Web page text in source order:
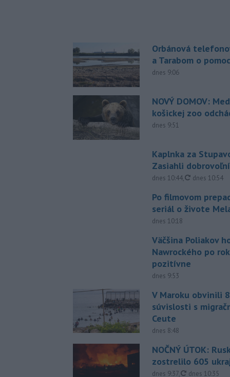
Orbánová
a Tarabom o
dnes 9:06
NOVÝ DOMOV:
košickej zoo
dnes 9:51
Kaplnka za
Zasiahli
dnes 10:44, aktualizované
dnes 10:54
Po filmovom
seriál o živote
dnes 10:18
Väčšina Poliakov
Nawrockého po
pozitívne
dnes 9:53
V Maroku obvinili
súvislosti s
Ceute
dnes 8:48
NOČNÝ ÚTOK:
zostrelilo 605
dnes 9:37, aktualizované
dnes 10:35